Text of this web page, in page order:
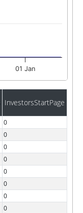
01 Jan
InvestorsStartPage
0
0
0
0
0
0
0
0